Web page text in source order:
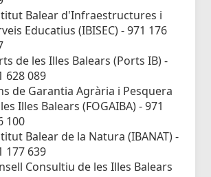
Balear d'Infraestructures i
Educatius (IBISEC) - 971 176
de les Illes Balears (Ports IB) -
628 089
de Garantia Agrària i Pesquera
Illes Balears (FOGAIBA) - 971
100
Balear de la Natura (IBANAT) -
177 639
Consultiu de les Illes Balears